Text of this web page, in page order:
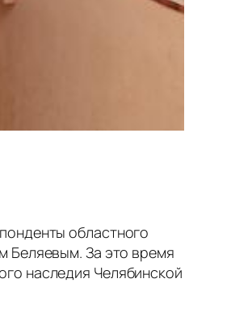
областного
Беляевым. За это время
наследия Челябинской